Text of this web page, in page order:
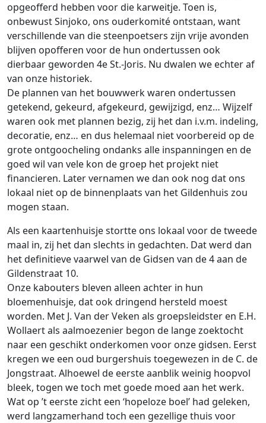
opgeofferd hebben voor die karweitje. Toen is,
onbewust Sinjoko, ons ouderkomité ontstaan, want
verschillende van die steenpoetsers zijn vrije avonden
blijven opofferen voor de hun ondertussen ook
dierbaar geworden 4e St.-Joris. Nu dwalen we echter af
van onze historiek.
De plannen van het bouwwerk waren ondertussen
getekend, gekeurd, afgekeurd, gewijzigd, enz… Wijzelf
waren ook met plannen bezig, zij het dan i.v.m. indeling,
decoratie, enz… en dus helemaal niet voorbereid op de
grote ontgoocheling ondanks alle inspanningen en de
goed wil van vele kon de groep het projekt niet
financieren. Later vernamen we dan ook nog dat ons
lokaal niet op de binnenplaats van het Gildenhuis zou
mogen staan.
Als een kaartenhuisje stortte ons lokaal voor de tweede
maal in, zij het dan slechts in gedachten. Dat werd dan
het definitieve vaarwel van de Gidsen van de 4 aan de
Gildenstraat 10.
Onze kabouters bleven alleen achter in hun
bloemenhuisje, dat ook dringend hersteld moest
worden. Met J. Van der Veken als groepsleidster en E.H.
Wollaert als aalmoezenier begon de lange zoektocht
naar een geschikt onderkomen voor onze gidsen. Eerst
kregen we een oud burgershuis toegewezen in de C. de
Jongstraat. Alhoewel de eerste aanblik weinig hoopvol
bleek, togen we toch met goede moed aan het werk.
Wat op ’t eerste zicht een ‘hopeloze boel’ had geleken,
werd langzamerhand toch een gezellige thuis voor